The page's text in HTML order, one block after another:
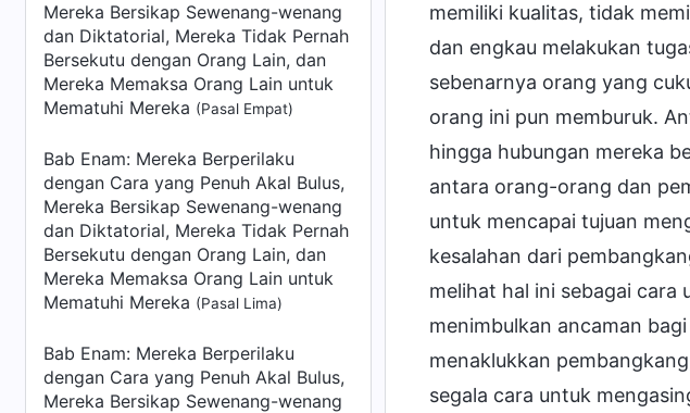
Mereka Bersikap Sewenang-wenang
dan Diktatorial, Mereka Tidak Pernah
Bersekutu dengan Orang Lain, dan
Mereka Memaksa Orang Lain untuk
Mematuhi Mereka (Pasal Empat)
Bab Enam: Mereka Berperilaku
dengan Cara yang Penuh Akal Bulus,
Mereka Bersikap Sewenang-wenang
dan Diktatorial, Mereka Tidak Pernah
Bersekutu dengan Orang Lain, dan
Mereka Memaksa Orang Lain untuk
Mematuhi Mereka (Pasal Lima)
Bab Enam: Mereka Berperilaku
dengan Cara yang Penuh Akal Bulus,
Mereka Bersikap Sewenang-wenang
memiliki kualitas, tidak
dan engkau melakukan
sebenarnya orang yang
orang ini pun memburuk.
hingga hubungan mereka
antara orang-orang dan
untuk mencapai tujuan
kesalahan dari
melihat hal ini sebagai
menimbulkan ancaman
menaklukkan
segala cara untuk